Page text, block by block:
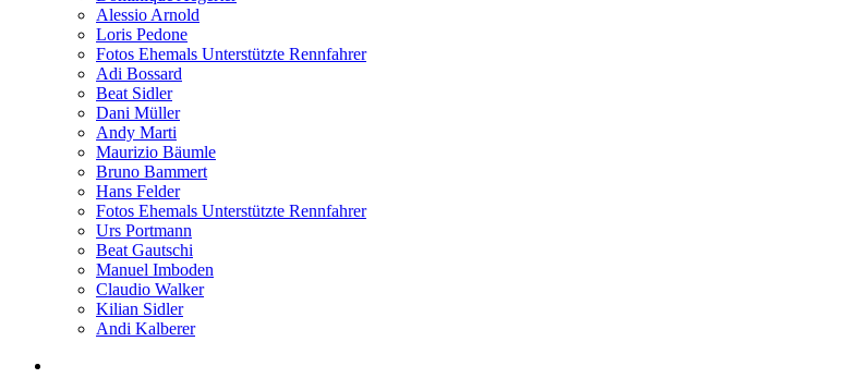
Alessio Arnold
Loris Pedone
Fotos Ehemals Unterstützte Rennfahrer
Adi Bossard
Beat Sidler
Dani Müller
Andy Marti
Maurizio Bäumle
Bruno Bammert
Hans Felder
Fotos Ehemals Unterstützte Rennfahrer
Urs Portmann
Beat Gautschi
Manuel Imboden
Claudio Walker
Kilian Sidler
Andi Kalberer